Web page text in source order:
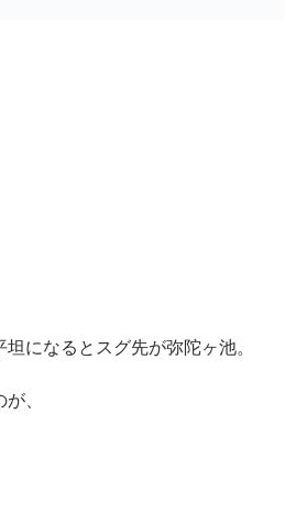
になるとスグ先が弥陀ヶ池。
、